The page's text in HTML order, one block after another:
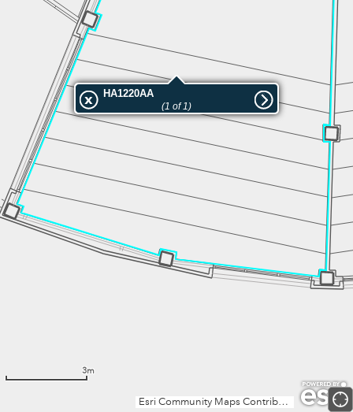
HA1220AA
Esri Community Maps Contributors, Institut Cartogràfic Valencià, Dirección General de Catastro, Instituto Geográfico Nacional, Esri, TomTom, Garmin, GeoTechnologies, Inc, METI/NASA, USGS
HA1220AA
(1 of 1)
3m